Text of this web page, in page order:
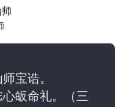
宝诰。
皈命礼。（三